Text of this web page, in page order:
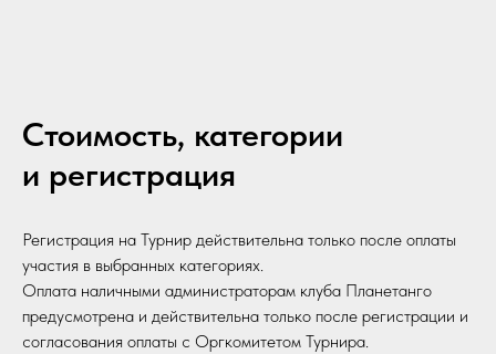
Стоимость, категории
и регистрация
Регистрация на Турнир действительна только после оплаты
участия в выбранных категориях.
Оплата наличными администраторам клуба Планетанго
предусмотрена и действительна только после регистрации и
согласования оплаты с Оргкомитетом Турнира.